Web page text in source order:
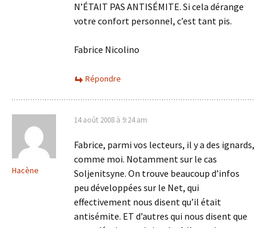
N’ÉTAIT PAS ANTISÉMITE. Si cela dérange
votre confort personnel, c’est tant pis.
Fabrice Nicolino
Répondre
Hacène
14 août 2008 à 9:24 am
Fabrice, parmi vos lecteurs, il y a des ignards,
comme moi. Notamment sur le cas
Soljenitsyne. On trouve beaucoup d’infos
peu développées sur le Net, qui
effectivement nous disent qu’il était
antisémite. ET d’autres qui nous disent que